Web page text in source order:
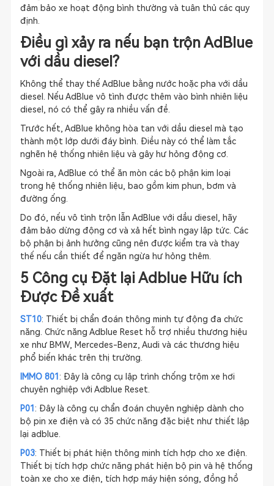
đảm bảo xe hoạt động bình thường và tuân thủ các quy
định.
Điều gì xảy ra nếu bạn trộn AdBlue
với dầu diesel?
Không thể thay thế AdBlue bằng nước hoặc pha với dầu
diesel. Nếu AdBlue vô tình được thêm vào bình nhiên liệu
diesel, nó có thể gây ra nhiều vấn đề.
Trước hết, AdBlue không hòa tan với dầu diesel mà tạo
thành một lớp dưới đáy bình. Điều này có thể làm tắc
nghẽn hệ thống nhiên liệu và gây hư hỏng động cơ.
Ngoài ra, AdBlue có thể ăn mòn các bộ phận kim loại
trong hệ thống nhiên liệu, bao gồm kim phun, bơm và
đường ống.
Do đó, nếu vô tình trộn lẫn AdBlue với dầu diesel, hãy
đảm bảo dừng động cơ và xả hết bình ngay lập tức. Các
bộ phận bị ảnh hưởng cũng nên được kiểm tra và thay
thế nếu cần thiết để ngăn ngừa hư hỏng thêm.
5 Công cụ Đặt lại Adblue Hữu ích
Được Đề xuất
ST10: Thiết bị chẩn đoán thông minh tự động đa chức
năng. Chức năng Adblue Reset hỗ trợ nhiều thương hiệu
xe như BMW, Mercedes-Benz, Audi và các thương hiệu
phổ biến khác trên thị trường.
IMMO 801 : Đây là công cụ lập trình chống trộm xe hơi
chuyên nghiệp với Adblue Reset.
P01 : Đây là công cụ chẩn đoán chuyên nghiệp dành cho
bộ pin xe điện và có 35 chức năng đặc biệt như thiết lập
lại adblue.
P03: Thiết bị phát hiện thông minh tích hợp cho xe điện.
Thiết bị tích hợp chức năng phát hiện bộ pin và hệ thống
toàn xe cho xe điện, tích hợp máy hiện sóng, đồng hồ